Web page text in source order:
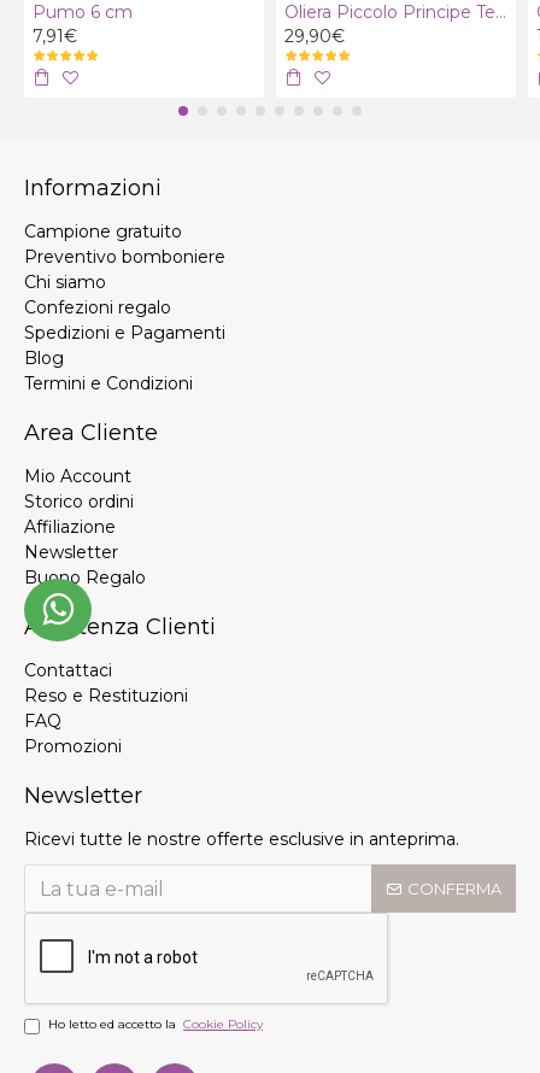
Pumo 6 cm
7,91€
Oliera Piccolo Principe Terra con olio extra vergine bio
29,90€
Informazioni
Campione gratuito
Preventivo bomboniere
Chi siamo
Confezioni regalo
Spedizioni e Pagamenti
Blog
Termini e Condizioni
Area Cliente
Mio Account
Storico ordini
Affiliazione
Newsletter
Buono Regalo
Assistenza Clienti
Contattaci
Reso e Restituzioni
FAQ
Promozioni
Newsletter
Ricevi tutte le nostre offerte esclusive in anteprima.
CONFERMA
Ho letto ed accetto la Cookie Policy